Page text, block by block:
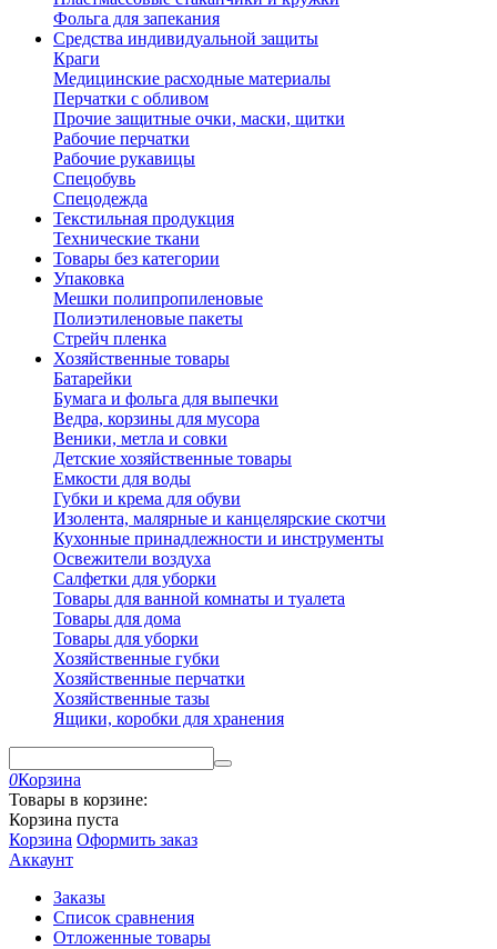
Фольга для запекания
Средства индивидуальной защиты
Краги
Медицинские расходные материалы
Перчатки с обливом
Прочие защитные очки, маски, щитки
Рабочие перчатки
Рабочие рукавицы
Спецобувь
Спецодежда
Текстильная продукция
Технические ткани
Товары без категории
Упаковка
Мешки полипропиленовые
Полиэтиленовые пакеты
Стрейч пленка
Хозяйственные товары
Батарейки
Бумага и фольга для выпечки
Ведра, корзины для мусора
Веники, метла и совки
Детские хозяйственные товары
Емкости для воды
Губки и крема для обуви
Изолента, малярные и канцелярские скотчи
Кухонные принадлежности и инструменты
Освежители воздуха
Салфетки для уборки
Товары для ванной комнаты и туалета
Товары для дома
Товары для уборки
Хозяйственные губки
Хозяйственные перчатки
Хозяйственные тазы
Ящики, коробки для хранения
0Корзина
Товары в корзине:
Корзина пуста
Корзина Оформить заказ
Аккаунт
Заказы
Список сравнения
Отложенные товары